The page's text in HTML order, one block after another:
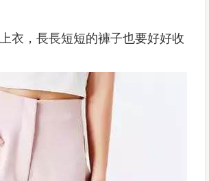
衣，長長短短的褲子也要好好收